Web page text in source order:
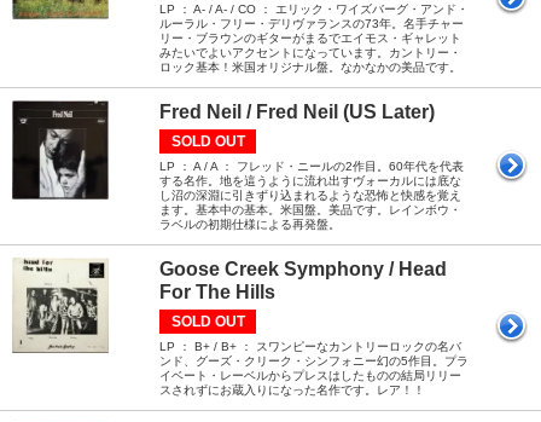
LP ： A- / A- / CO ： エリック・ワイズバーグ・アンド・
ルーラル・フリー・デリヴァランスの73年。名手チャー
リー・ブラウンのギターがまるでエイモス・ギャレット
みたいでよいアクセントになっています。カントリー・
ロック基本！米国オリジナル盤。なかなかの美品です。
Fred Neil / Fred Neil (US Later)
SOLD OUT
LP ： A / A ： フレッド・ニールの2作目。60年代を代表
する名作。地を這うように流れ出すヴォーカルには底な
し沼の深淵に引きずり込まれるような恐怖と快感を覚え
ます。基本中の基本。米国盤。美品です。レインボウ・
ラベルの初期仕様による再発盤。
Goose Creek Symphony / Head
For The Hills
SOLD OUT
LP ： B+ / B+ ： スワンピーなカントリーロックの名バ
ンド、グーズ・クリーク・シンフォニー幻の5作目。プラ
イベート・レーベルからプレスはしたものの結局リリー
スされずにお蔵入りになった名作です。レア！！